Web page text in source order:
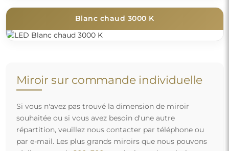
Blanc chaud 3000 K
Miroir sur commande individuelle
Si vous n'avez pas trouvé la dimension de miroir
souhaitée ou si vous avez besoin d'une autre
répartition, veuillez nous contacter par téléphone ou
par e-mail. Les plus grands miroirs que nous pouvons